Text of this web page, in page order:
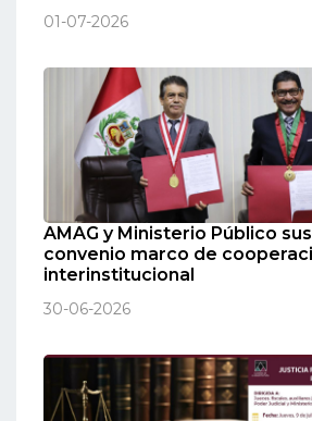
01-07-2026
AMAG y Ministerio Público
convenio marco de
interinstitucional
30-06-2026